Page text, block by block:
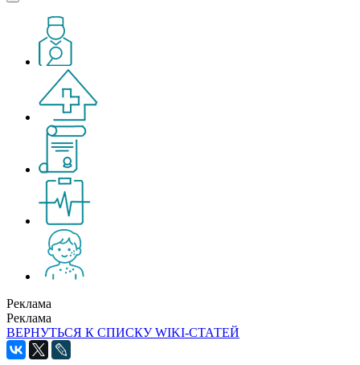
Реклама
Реклама
ВЕРНУТЬСЯ К СПИСКУ WIKI-СТАТЕЙ